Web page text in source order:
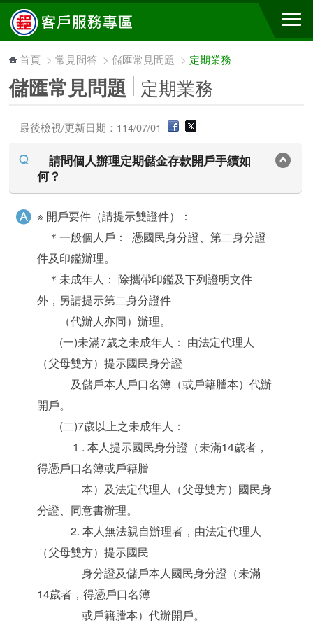
跳到主要內容區塊
首頁 >常見問答 >儲匯常見問題 > 定期業務
儲匯常見問題 定期業務
最後檢視/更新日期：114/07/01
請問個人辦理定期儲金存款開戶手續如
何？
※ 開戶要件（請提示雙證件）：
＊一般個人戶： 憑國民身分證、第二身分證
件及印鑑辦理。
＊未成年人： 除攜帶印鑑及下列證明文件
外，另請提示第二身分證件
（代辦人亦同）辦理。
(一)未滿7歲之未成年人： 由法定代理人
（父母雙方）提示國民身分證
及儲戶本人戶口名簿（或戶籍謄本）代辦
開戶。
(二)7歲以上之未成年人：
１. 本人提示國民身分證（未滿14歲者，
得憑戶口名簿或戶籍謄
本）及法定代理人（父母雙方）國民身
分證、同意書辦理。
2. 本人無法親自辦理者，由法定代理人
（父母雙方）提示國民
身分證及儲戶本人國民身分證（未滿
14歲者，得憑戶口名簿
或戶籍謄本）代辦開戶。